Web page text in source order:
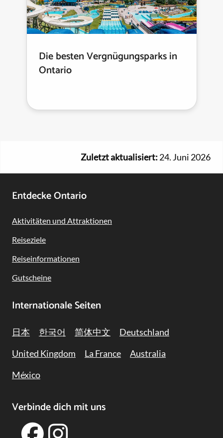
Die besten Vergnügungsparks in
Ontario
Zuletzt aktualisiert: 24. Juni 2026
Footer
Navigation
Entdecke Ontario
Aktivitäten und Attraktionen
Reiseziele
Reiseinformationen
Gutscheine
Internationale Seiten
日本 한국어 简体中文
Deutschland
United Kingdom
La France
Australia
México
Verbinde dich mit uns